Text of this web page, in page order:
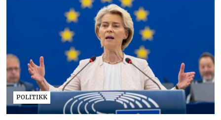
POLITIKK